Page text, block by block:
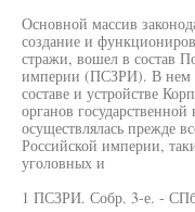
Основной массив
создание и
стражи, вошел в состав
империи (ПСЗРИ). В нем
составе и устройстве
органов
осуществлялась прежде
Российской империи,
уголовных и
1 ПСЗРИ. Собр. 3-е. -